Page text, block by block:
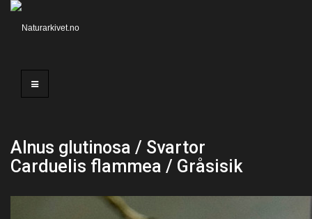
Alnus glutinosa / Svartor
Carduelis flammea / Gråsisik